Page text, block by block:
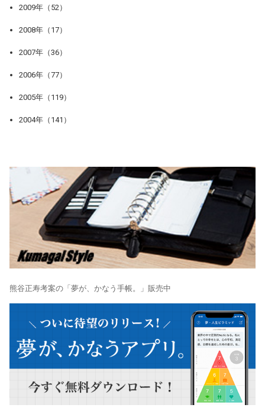
2009年（52）
2008年（17）
2007年（36）
2006年（77）
2005年（119）
2004年（141）
熊谷正寿考案の「夢が、かなう手帳。」販売中